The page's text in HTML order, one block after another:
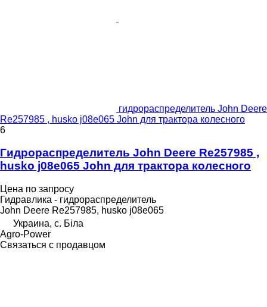
гидрораспределитель John Deere
Re257985 , husko j08e065 John для трактора колесного
6
Гидрораспределитель John Deere Re257985 ,
husko j08e065 John для трактора колесного
Цена по запросу
Гидравлика - гидрораспределитель
John Deere Re257985, husko j08e065
Украина, с. Біла
Agro-Power
Связаться с продавцом